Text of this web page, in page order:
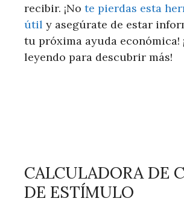
recibir. ¡No te pierdas esta
útil y asegúrate de estar
tu próxima ayuda económica!
leyendo para descubrir más!
CALCULADORA DE
DE ESTÍMULO